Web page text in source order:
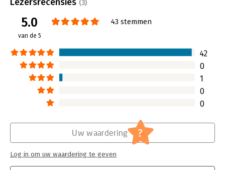
Verschijningsdatum:
20-9-2018
Hoofdrubriek:
(3)
5.0
van de 5
43 stemmen
42
0
1
0
0
Uw waardering ?
Log in om uw waardering te geven